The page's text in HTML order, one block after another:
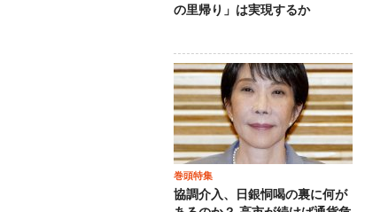
の里帰り」は実現するか
巻頭特集
協調介入、日銀恫喝の裏に何が